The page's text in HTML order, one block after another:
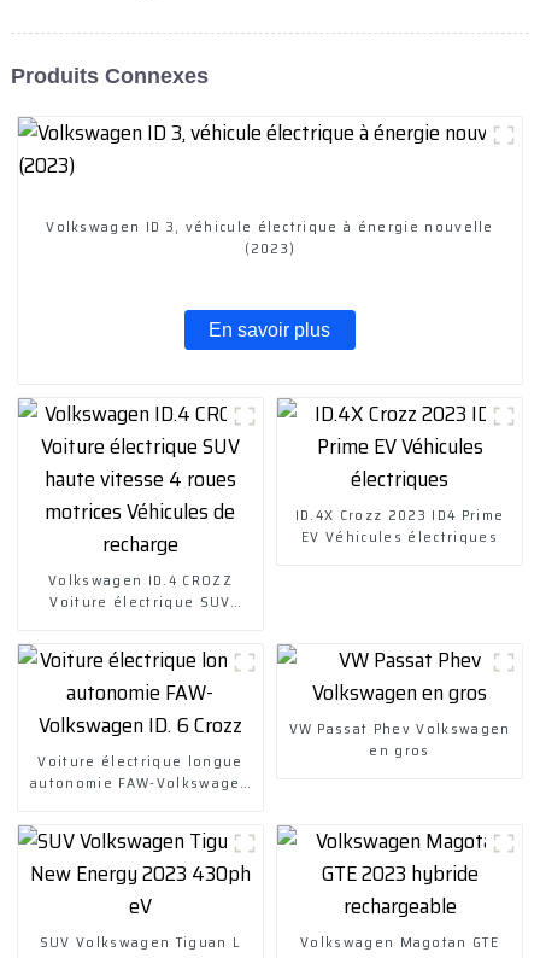
Produits Connexes
Volkswagen ID 3, véhicule électrique à énergie nouvelle
(2023)
En savoir plus
Volkswagen ID.4 CROZZ
Voiture électrique SUV
recharge
ID.4X Crozz 2023 ID4 Prime
EV Véhicules électriques
Voiture électrique longue
autonomie FAW-Volkswagen
VW Passat Phev Volkswagen
en gros
SUV Volkswagen Tiguan L
Volkswagen Magotan GTE